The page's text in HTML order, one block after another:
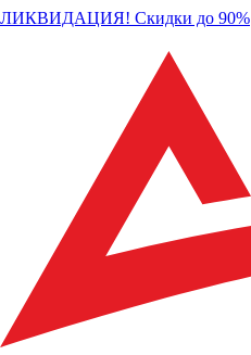
ЛИКВИДАЦИЯ! Скидки до 90%